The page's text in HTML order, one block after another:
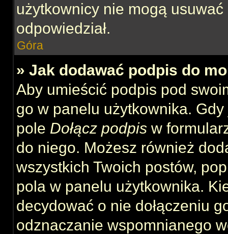
użytkownicy nie mogą
odpowiedział.
Góra
» Jak dodawać podpis do
Aby umieścić podpis pod
go w panelu użytkownika.
pole Dołącz podpis w
do niego. Możesz również
wszystkich Twoich postów,
pola w panelu użytkownika.
decydować o nie dołączeniu
odznaczanie wspomnianego